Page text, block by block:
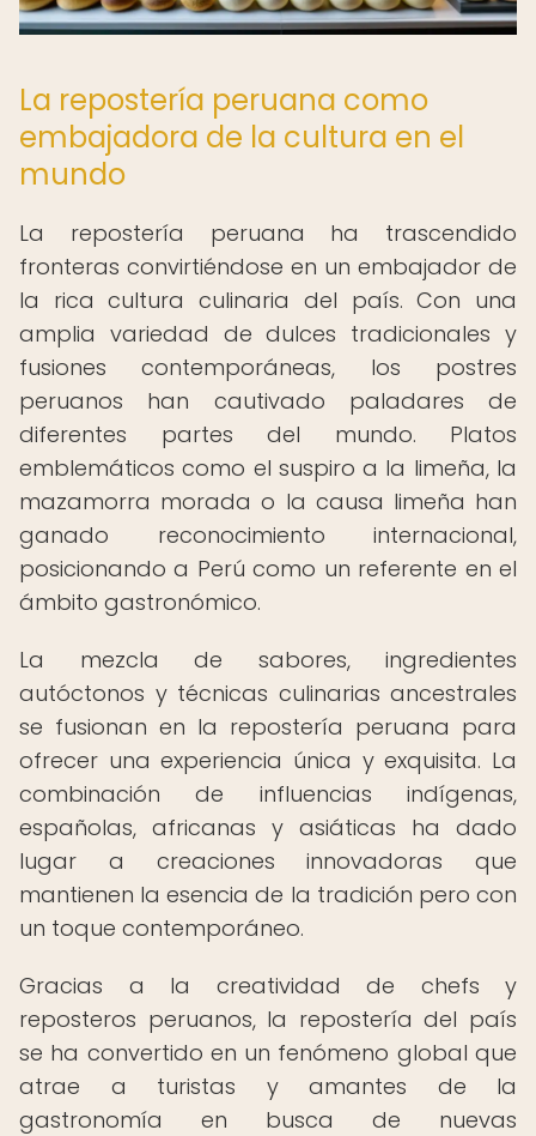
La repostería peruana como
embajadora de la cultura en el
mundo
La repostería peruana ha trascendido
fronteras convirtiéndose en un embajador de
la rica cultura culinaria del país. Con una
amplia variedad de dulces tradicionales y
fusiones contemporáneas, los postres
peruanos han cautivado paladares de
diferentes partes del mundo. Platos
emblemáticos como el suspiro a la limeña, la
mazamorra morada o la causa limeña han
ganado reconocimiento internacional,
posicionando a Perú como un referente en el
ámbito gastronómico.
La mezcla de sabores, ingredientes
autóctonos y técnicas culinarias ancestrales
se fusionan en la repostería peruana para
ofrecer una experiencia única y exquisita. La
combinación de influencias indígenas,
españolas, africanas y asiáticas ha dado
lugar a creaciones innovadoras que
mantienen la esencia de la tradición pero con
un toque contemporáneo.
Gracias a la creatividad de chefs y
reposteros peruanos, la repostería del país
se ha convertido en un fenómeno global que
atrae a turistas y amantes de la
gastronomía en busca de nuevas